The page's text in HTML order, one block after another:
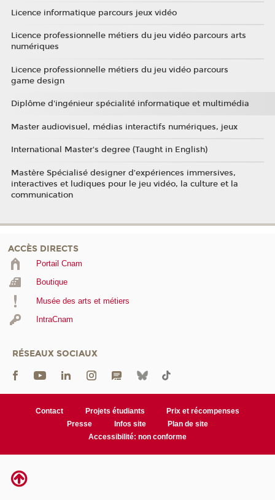
Licence informatique parcours jeux vidéo
Licence professionnelle métiers du jeu vidéo parcours arts
numériques
Licence professionnelle métiers du jeu vidéo parcours
game design
Diplôme d'ingénieur spécialité informatique et multimédia
Master audiovisuel, médias interactifs numériques, jeux
International Master's degree (Taught in English)
Mastère Spécialisé designer d’expériences immersives,
interactives et ludiques pour le jeu vidéo, la culture et la
communication
ACCÈS DIRECTS
Portail Cnam
Boutique
Musée des arts et métiers
IntraCnam
RÉSEAUX SOCIAUX
Contact Projets étudiants
Prix et récompenses
Presse
Infos site
Plan de site
Accessibilité: non conforme